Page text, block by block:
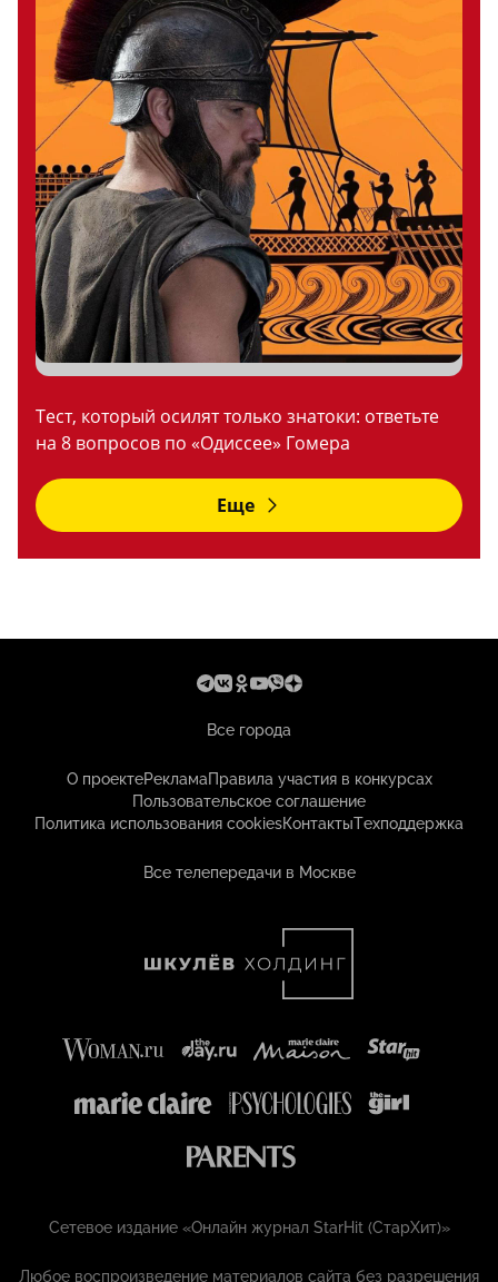
Тест, который осилят только знатоки: ответьте
на 8 вопросов по «Одиссее» Гомера
Еще
Все города
О проектеРекламаПравила участия в конкурсах
Пользовательское соглашение
Политика использования cookiesКонтактыТехподдержка
Все телепередачи в Москве
Сетевое издание «Онлайн журнал StarHit (СтарХит)»
Любое воспроизведение материалов сайта без разрешения